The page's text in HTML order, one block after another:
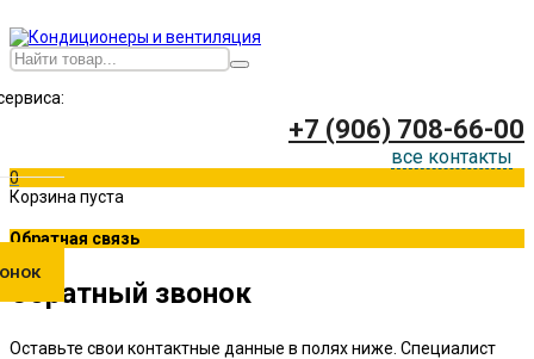
+7 (906) 708-66-00
все контакты
0
Корзина пуста
Обратная связь
Обратный звонок
Оставьте свои контактные данные в полях ниже. Специалист